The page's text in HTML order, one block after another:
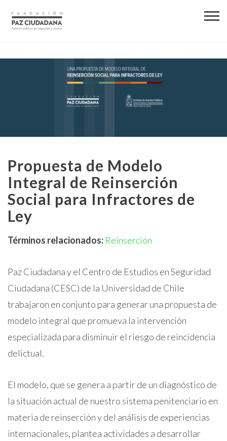
Propuesta de Modelo
Integral de Reinserción
Social para Infractores de
Ley
Términos relacionados: Reinserción
Paz Ciudadana y el Centro de Estudios en Seguridad
Ciudadana (CESC) de la Universidad de Chile
trabajaron en conjunto para generar una propuesta de
modelo integral que promueva la intervención
especializada para disminuir el riesgo de reincidencia
delictual.
El modelo, que se genera a partir de un diagnóstico de
la situación actual de nuestro sistema penitenciario en
materia de reinserción y del análisis de experiencias
internacionales, plantea actividades a desarrollar